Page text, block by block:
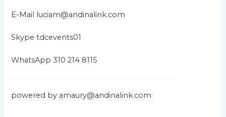
s
E-Mail luciam@andinalink.com
Skype tdcevents01
WhatsApp 310 214 8115
powered by amaury@andinalink.com